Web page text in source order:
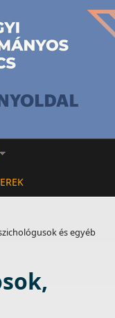
és egyéb